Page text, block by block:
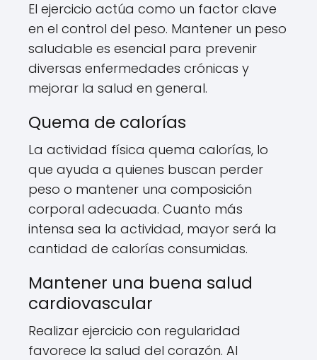
El ejercicio actúa como un factor clave
en el control del peso. Mantener un peso
saludable es esencial para prevenir
diversas enfermedades crónicas y
mejorar la salud en general.
Quema de calorías
La actividad física quema calorías, lo
que ayuda a quienes buscan perder
peso o mantener una composición
corporal adecuada. Cuanto más
intensa sea la actividad, mayor será la
cantidad de calorías consumidas.
Mantener una buena salud
cardiovascular
Realizar ejercicio con regularidad
favorece la salud del corazón. Al